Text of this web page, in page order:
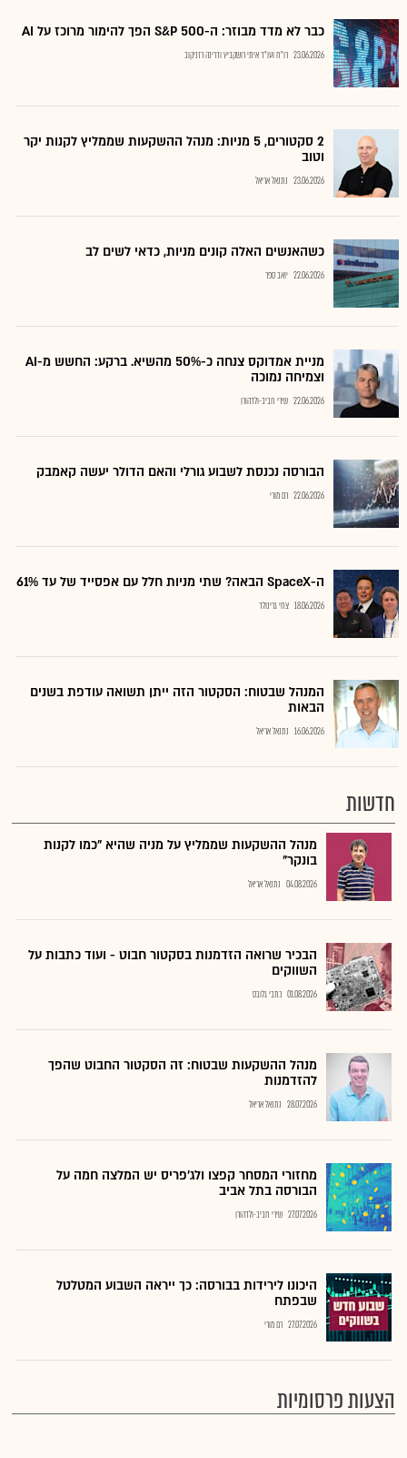
כבר לא מדד מבוזר: ה-S&P 500 הפך להימור מרוכז על AI
23.06.2026 רו"ח ועו"ד איתי רושקביץ ודרינה רזניקוב
2 סקטורים, 5 מניות: מנהל ההשקעות שממליץ לקנות יקר
וטוב
23.06.2026 נתנאל אריאל
כשהאנשים האלה קונים מניות, כדאי לשים לב
22.06.2026 יואב ספר
מניית אמדוקס צנחה כ-50% מהשיא. ברקע: החשש מ-AI
וצמיחה נמוכה
22.06.2026 שירי חביב-ולדהורן
הבורסה נכנסת לשבוע גורלי והאם הדולר יעשה קאמבק
22.06.2026 רם מורי
ה-SpaceX הבאה? שתי מניות חלל עם אפסייד של עד 61%
18.06.2026 צחי גרינולד
המנהל שבטוח: הסקטור הזה ייתן תשואה עודפת בשנים
הבאות
16.06.2026 נתנאל אריאל
חדשות
מנהל ההשקעות שממליץ על מניה שהיא "כמו לקנות
בונקר"
04.08.2026 נתנאל אריאל
הבכיר שרואה הזדמנות בסקטור חבוט - ועוד כתבות על
השווקים
01.08.2026 כתבי גלובס
מנהל ההשקעות שבטוח: זה הסקטור החבוט שהפך
להזדמנות
28.07.2026 נתנאל אריאל
מחזורי המסחר קפצו ולג'פריס יש המלצה חמה על
הבורסה בתל אביב
27.07.2026 שירי חביב-ולדהורן
היכונו לירידות בבורסה: כך ייראה השבוע המטלטל
שבפתח
27.07.2026 רם מורי
הצעות פרסומיות